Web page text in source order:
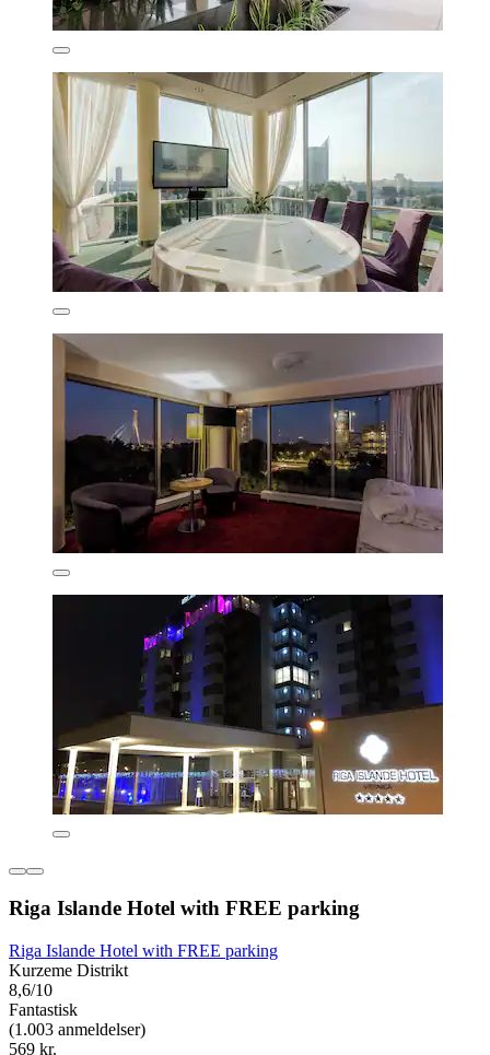
Riga Islande Hotel with FREE parking
Riga Islande Hotel with FREE parking
Kurzeme Distrikt
8,6/10
Fantastisk
(1.003 anmeldelser)
569 kr.